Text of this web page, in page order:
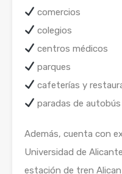
comercios
colegios
centros médicos
parques
cafeterías y
paradas de autobús
Además, cuenta con
Universidad de
estación de tren